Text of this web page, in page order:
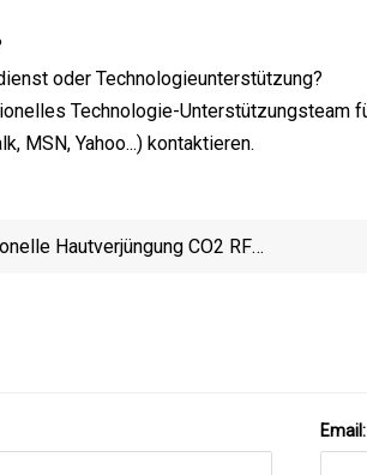
oder Technologieunterstützung?
Technologie-Unterstützungsteam
MSN, Yahoo...) kontaktieren.
Hautverjüngung CO2 RF